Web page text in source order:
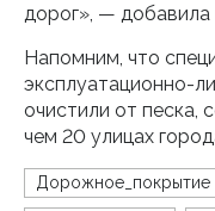
дорог», — добавила
Напомним, что
эксплуатационно-
очистили от песка,
чем 20 улицах
Дорожное_покрытие